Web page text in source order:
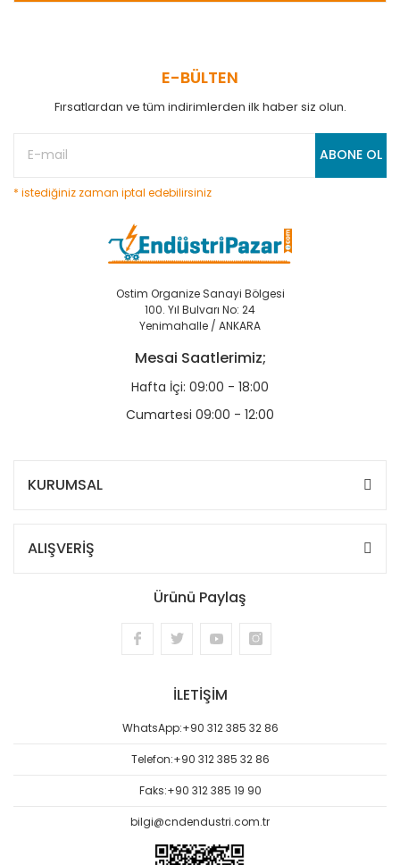
E-BÜLTEN
Fırsatlardan ve tüm indirimlerden ilk haber siz olun.
ABONE OL
* istediğiniz zaman iptal edebilirsiniz
Ostim Organize Sanayi Bölgesi
100. Yıl Bulvarı No: 24
Yenimahalle / ANKARA
Mesai Saatlerimiz;
Hafta İçi: 09:00 - 18:00
Cumartesi 09:00 - 12:00
KURUMSAL
ALIŞVERİŞ
Ürünü Paylaş
İLETİŞİM
WhatsApp:+90 312 385 32 86
Telefon:+90 312 385 32 86
Faks:+90 312 385 19 90
bilgi@cndendustri.com.tr